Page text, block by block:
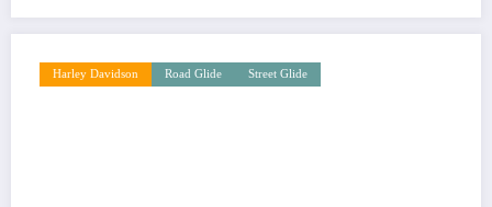
Harley Davidson Road Glide Street Glide